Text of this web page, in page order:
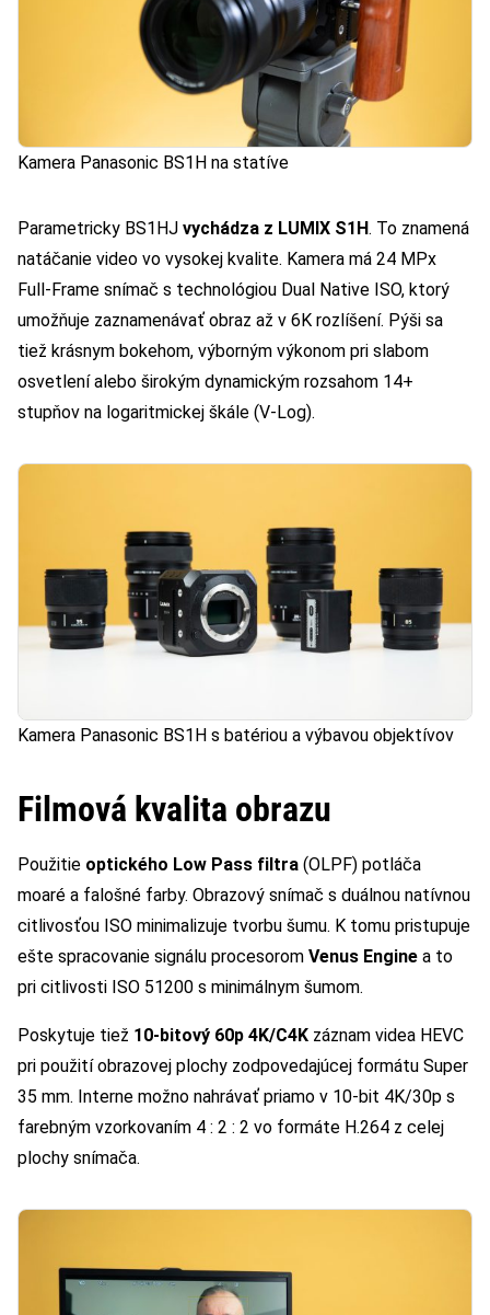
Kamera Panasonic BS1H na statíve
Parametricky BS1HJ vychádza z LUMIX S1H. To znamená
natáčanie video vo vysokej kvalite. Kamera má 24 MPx
Full-Frame snímač s technológiou Dual Native ISO, ktorý
umožňuje zaznamenávať obraz až v 6K rozlíšení. Pýši sa
tiež krásnym bokehom, výborným výkonom pri slabom
osvetlení alebo širokým dynamickým rozsahom 14+
stupňov na logaritmickej škále (V-Log).
Kamera Panasonic BS1H s batériou a výbavou objektívov
Filmová kvalita obrazu
Použitie optického Low Pass filtra (OLPF) potláča
moaré a falošné farby. Obrazový snímač s duálnou natívnou
citlivosťou ISO minimalizuje tvorbu šumu. K tomu pristupuje
ešte spracovanie signálu procesorom Venus Engine a to
pri citlivosti ISO 51200 s minimálnym šumom.
Poskytuje tiež 10-bitový 60p 4K/C4K záznam videa HEVC
pri použití obrazovej plochy zodpovedajúcej formátu Super
35 mm. Interne možno nahrávať priamo v 10-bit 4K/30p s
farebným vzorkovaním 4 : 2 : 2 vo formáte H.264 z celej
plochy snímača.